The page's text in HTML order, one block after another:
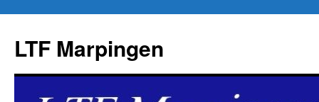
LTF Marpingen